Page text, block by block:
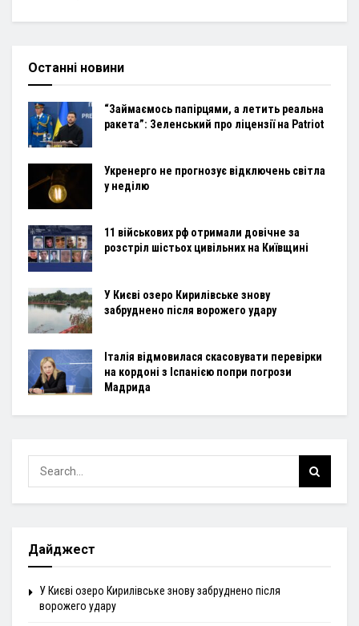
Останні новини
“Займаємось папірцями, а летить реальна
ракета”: Зеленський про ліцензії на Patriot
Укренерго не прогнозує відключень світла
у неділю
11 військових рф отримали довічне за
розстріл шістьох цивільних на Київщині
У Києві озеро Кирилівське знову
забруднено після ворожего удару
Італія відмовилася скасовувати перевірки
на кордоні з Іспанією попри погрози
Мадрида
Дайджест
У Києві озеро Кирилівське знову забруднено після
ворожего удару